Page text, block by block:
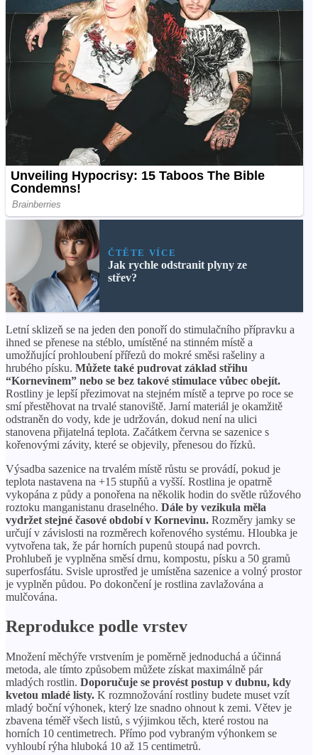
ČTĚTE VÍCE
Jak rychle odstranit plyny ze
střev?
Letní sklizeň se na jeden den ponoří do stimulačního přípravku a
ihned se přenese na stéblo, umístěné na stinném místě a
umožňující prohloubení přířezů do mokré směsi rašeliny a
hrubého písku. Můžete také pudrovat základ střihu
“Kornevinem” nebo se bez takové stimulace vůbec obejít.
Rostliny je lepší přezimovat na stejném místě a teprve po roce se
smí přestěhovat na trvalé stanoviště. Jarní materiál je okamžitě
odstraněn do vody, kde je udržován, dokud není na ulici
stanovena přijatelná teplota. Začátkem června se sazenice s
kořenovými závity, které se objevily, přenesou do řízků.
Výsadba sazenice na trvalém místě růstu se provádí, pokud je
teplota nastavena na +15 stupňů a vyšší. Rostlina je opatrně
vykopána z půdy a ponořena na několik hodin do světle růžového
roztoku manganistanu draselného. Dále by vezikula měla
vydržet stejné časové období v Kornevinu. Rozměry jamky se
určují v závislosti na rozměrech kořenového systému. Hloubka je
vytvořena tak, že pár horních pupenů stoupá nad povrch.
Prohlubeň je vyplněna směsí drnu, kompostu, písku a 50 gramů
superfosfátu. Svisle uprostřed je umístěna sazenice a volný prostor
je vyplněn půdou. Po dokončení je rostlina zavlažována a
mulčována.
Reprodukce podle vrstev
Množení měchýře vrstvením je poměrně jednoduchá a účinná
metoda, ale tímto způsobem můžete získat maximálně pár
mladých rostlin. Doporučuje se provést postup v dubnu, kdy
kvetou mladé listy. K rozmnožování rostliny budete muset vzít
mladý boční výhonek, který lze snadno ohnout k zemi. Větev je
zbavena téměř všech listů, s výjimkou těch, které rostou na
horních 10 centimetrech. Přímo pod vybraným výhonkem se
vyhloubí rýha hluboká 10 až 15 centimetrů.